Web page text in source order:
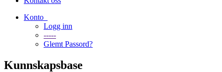
Konto
Logg inn
-----
Glemt Passord?
Kunnskapsbase